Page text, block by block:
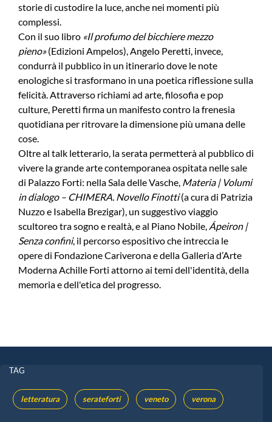
storie di custodire la luce, anche nei momenti più
complessi.
Con il suo libro «Il profumo del bicchiere mezzo
pieno»(Edizioni Ampelos), Angelo Peretti, invece,
condurrà il pubblico in un itinerario dove le note
enologiche si trasformano in una poetica riflessione sulla
felicità. Attraverso richiami ad arte, filosofia e pop
culture, Peretti firma un manifesto contro la frenesia
quotidiana per ritrovare la dimensione più umana delle
cose.
Oltre al talk letterario, la serata permetterà al pubblico di
vivere la grande arte contemporanea ospitata nelle sale
di Palazzo Forti: nella Sala delle Vasche, Materia | Volumi
in dialogo – CHIMERA. Novello Finotti(a cura di Patrizia
Nuzzo e Isabella Brezigar), un suggestivo viaggio
scultoreo tra sogno e realtà, e al Piano Nobile, Ápeiron |
Senza confini, il percorso espositivo che intreccia le
opere di Fondazione Cariverona e della Galleria d’Arte
Moderna Achille Forti attorno ai temi dell'identità, della
memoria e dell'etica del progresso.
TAG
letteratura serateforti veneto verona